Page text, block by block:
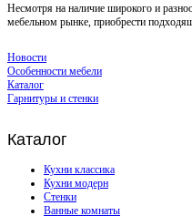
Несмотря на наличие широкого и
мебельном рынке, приобрести
Новости
Особенности мебели
Каталог
Гарнитуры и стенки
Каталог
Кухни классика
Кухни модерн
Стенки
Ванные комнаты